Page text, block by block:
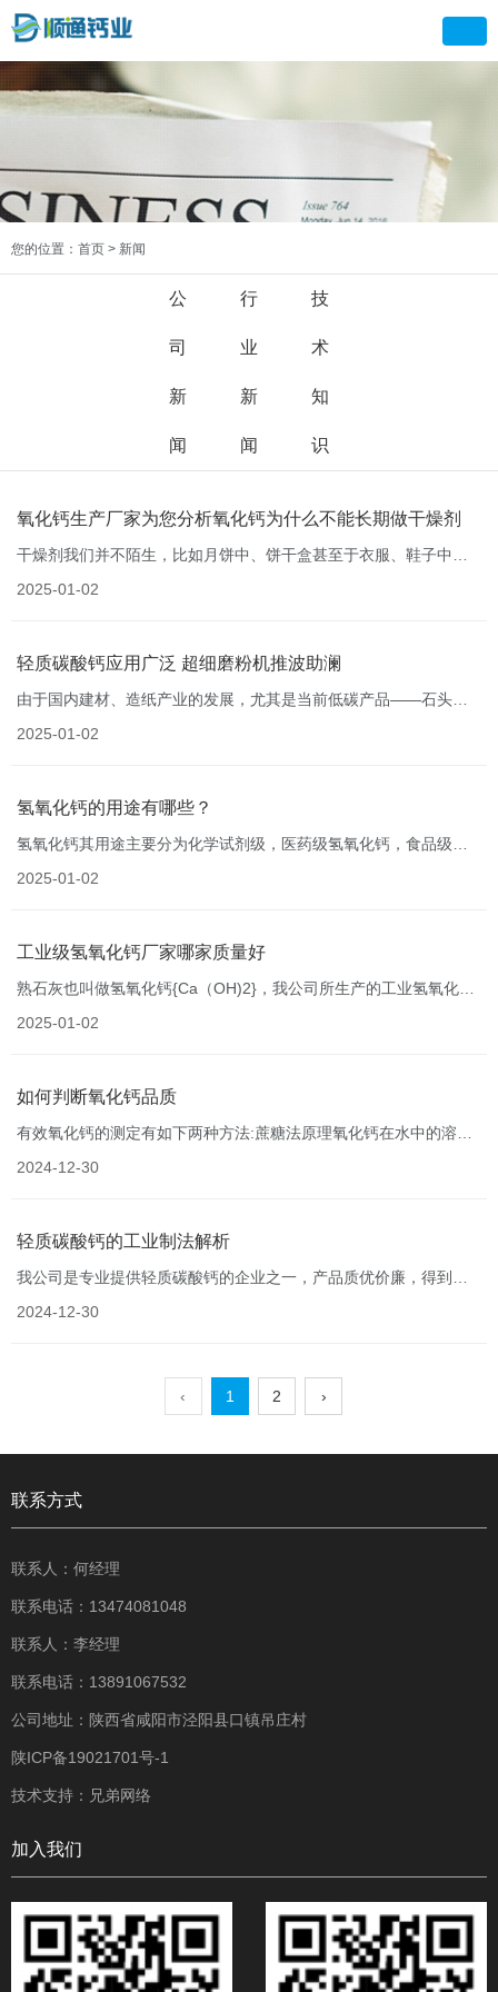
您的位置：首页 > 新闻
公
司
新
闻
行
业
新
闻
技
术
知
识
氧化钙生产厂家为您分析氧化钙为什么不能长期做干燥剂
干燥剂我们并不陌生，比如月饼中、饼干盒甚至于衣服、鞋子中都
2025-01-02
轻质碳酸钙应用广泛 超细磨粉机推波助澜
由于国内建材、造纸产业的发展，尤其是当前低碳产品——石头纸
2025-01-02
氢氧化钙的用途有哪些？
氢氧化钙其用途主要分为化学试剂级，医药级氢氧化钙，食品级氢
2025-01-02
工业级氢氧化钙厂家哪家质量好
熟石灰也叫做氢氧化钙{Ca（OH)2}，我公司所生产的工业氢氧化
2025-01-02
如何判断氧化钙品质
有效氧化钙的测定有如下两种方法:蔗糖法原理氧化钙在水中的溶解
2024-12-30
轻质碳酸钙的工业制法解析
我公司是专业提供轻质碳酸钙的企业之一，产品质优价廉，得到新
2024-12-30
‹ 1 2 ›
联系方式
联系人：何经理
联系电话：13474081048
联系人：李经理
联系电话：13891067532
公司地址：陕西省咸阳市泾阳县口镇吊庄村
陕ICP备19021701号-1
技术支持： 兄弟网络
加入我们